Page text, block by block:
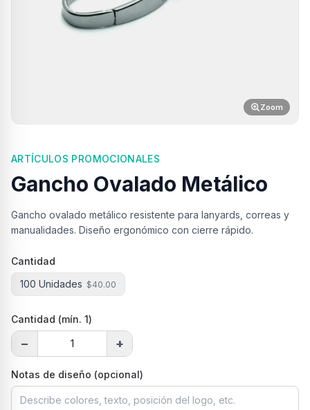
Zoom
ARTÍCULOS PROMOCIONALES
Gancho Ovalado Metálico
Gancho ovalado metálico resistente para lanyards, correas y
manualidades. Diseño ergonómico con cierre rápido.
Cantidad
100 Unidades $40.00
Cantidad (mín. 1)
− +
Notas de diseño (opcional)